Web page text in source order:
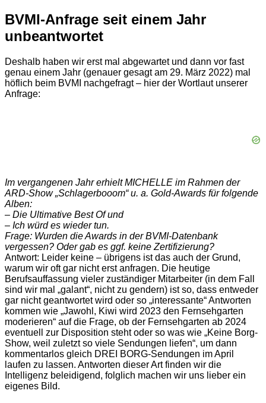
BVMI-Anfrage seit einem Jahr
unbeantwortet
Deshalb haben wir erst mal abgewartet und dann vor fast
genau einem Jahr (genauer gesagt am 29. März 2022) mal
höflich beim BVMI nachgefragt – hier der Wortlaut unserer
Anfrage:
Im vergangenen Jahr erhielt MICHELLE im Rahmen der
ARD-Show „Schlagerbooom“ u. a. Gold-Awards für folgende
Alben:
– Die Ultimative Best Of und
– Ich würd es wieder tun.
Frage: Wurden die Awards in der BVMI-Datenbank
vergessen? Oder gab es ggf. keine Zertifizierung?
Antwort: Leider keine – übrigens ist das auch der Grund,
warum wir oft gar nicht erst anfragen. Die heutige
Berufsauffassung vieler zuständiger Mitarbeiter (in dem Fall
sind wir mal „galant“, nicht zu gendern) ist so, dass entweder
gar nicht geantwortet wird oder so „interessante“ Antworten
kommen wie „Jawohl, Kiwi wird 2023 den Fernsehgarten
moderieren“ auf die Frage, ob der Fernsehgarten ab 2024
eventuell zur Disposition steht oder so was wie „Keine Borg-
Show, weil zuletzt so viele Sendungen liefen“, um dann
kommentarlos gleich DREI BORG-Sendungen im April
laufen zu lassen. Antworten dieser Art finden wir die
Intelligenz beleidigend, folglich machen wir uns lieber ein
eigenes Bild.